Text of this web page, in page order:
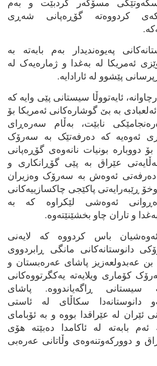
مسۆگه‌ر کردبێت و به‌م
کردووه‌ته‌ گۆڕه‌پانی شه‌ڕی
په‌یوه‌ندیدار به‌م بابه‌ته‌ به‌
ئه‌مریکا له‌ به‌غدا و ژماره‌یه‌ک له‌
پێشوو له‌ ئارادایه‌.
ئایه‌تووڵا سیستانی پێی وایه‌ که‌
به‌ بێ گوشاره‌کانی ئه‌مریکا بۆ
نابێت، به‌ڵام سه‌ره‌ڕای
ئه‌وه‌یه‌ که‌ ده‌رفه‌تێک به‌ سه‌رۆک
دووباره‌ بونیات نانه‌وه‌ی گۆڕه‌پانی
عێراق به‌ پێی گۆڕانکاری و
ده‌رفه‌تی ئه‌وه‌ش به‌ سه‌رۆک وه‌زیران
ڕێبه‌رایه‌تی پاکێجی چاکسازییه‌کانی
ئه‌وه‌شی لێکراوه‌ که‌ به‌
و تاران چاو بخشێنێته‌وه‌.
باس کردووه‌‌ که‌ لایه‌نی
دانوستانه‌کانی مانگی ڕابردووی
عه‌بدولعه‌زیز پاشای عه‌ره‌بستان و
کۆماری ویلایه‌ته‌ یه‌کگرتووه‌کانی
سیستانی ڕاگه‌یاندووه‌. پاشای
دانوستانه‌دا سکاڵای له‌ ئاستی
ئێران له‌ عێراقدا بووه‌ و به‌ ئۆبامای
ئه‌م بابه‌ته‌ له‌ ئاکامدا ده‌بێته‌ هۆی
و دوورکه‌وتنه‌وه‌ی وڵاتانی عه‌ره‌بی